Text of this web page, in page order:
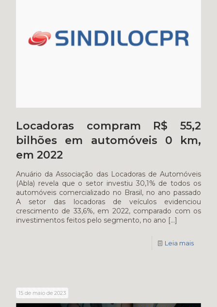
Locadoras compram R$ 55,2
bilhões em automóveis 0 km,
em 2022
Anuário da Associação das Locadoras de Automóveis
(Abla) revela que o setor investiu 30,1% de todos os
automóveis comercializado no Brasil, no ano passado
A setor das locadoras de veículos evidenciou
crescimento de 33,6%, em 2022, comparado com os
investimentos feitos pelo segmento, no ano […]
Leia mais
15 de maio de 2023